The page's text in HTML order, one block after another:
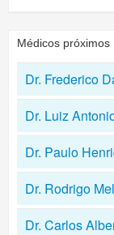
Médicos próximos
Dr. Frederico
Dr. Luiz
Dr. Paulo
Dr. Rodrigo
Dr. Carlos